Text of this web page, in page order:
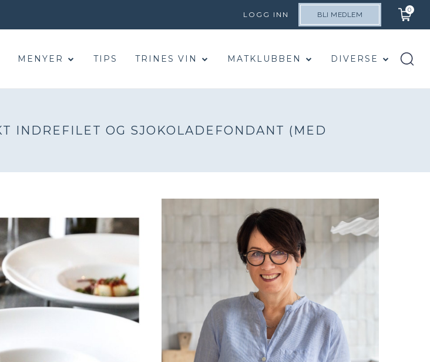
LOGG INN BLI MEDLEM
0
MENYER TIPS TRINES VIN MATKLUBBEN DIVERSE
INDREFILET OG SJOKOLADEFONDANT (MED